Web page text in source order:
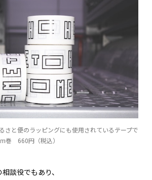
るさと便のラッピングにも使用されているテープで
巻 660円（税込）
談役でもあり、